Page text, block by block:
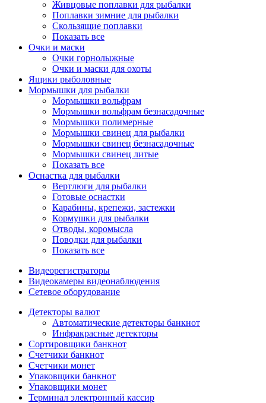
Живцовые поплавки для рыбалки
Поплавки зимние для рыбалки
Скользящие поплавки
Показать все
Очки и маски
Очки горнолыжные
Очки и маски для охоты
Ящики рыболовные
Мормышки для рыбалки
Мормышки вольфрам
Мормышки вольфрам безнасадочные
Мормышки полимерные
Мормышки свинец для рыбалки
Мормышки свинец безнасадочные
Мормышки свинец литые
Показать все
Оснастка для рыбалки
Вертлюги для рыбалки
Готовые оснастки
Карабины, крепежи, застежки
Кормушки для рыбалки
Отводы, коромысла
Поводки для рыбалки
Показать все
Видеорегистраторы
Видеокамеры видеонаблюдения
Сетевое оборудование
Детекторы валют
Автоматические детекторы банкнот
Инфракрасные детекторы
Сортировщики банкнот
Счетчики банкнот
Счетчики монет
Упаковщики банкнот
Упаковщики монет
Терминал электронный кассир